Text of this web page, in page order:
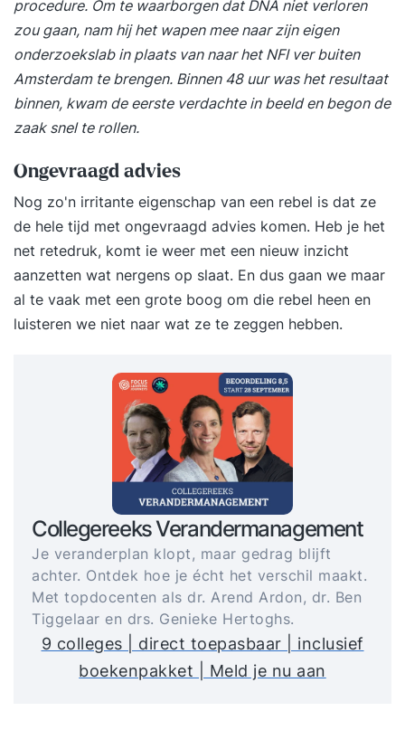
procedure. Om te waarborgen dat DNA niet verloren
zou gaan, nam hij het wapen mee naar zijn eigen
onderzoekslab in plaats van naar het NFI ver buiten
Amsterdam te brengen. Binnen 48 uur was het resultaat
binnen, kwam de eerste verdachte in beeld en begon de
zaak snel te rollen.
Ongevraagd advies
Nog zo'n irritante eigenschap van een rebel is dat ze
de hele tijd met ongevraagd advies komen. Heb je het
net retedruk, komt ie weer met een nieuw inzicht
aanzetten wat nergens op slaat. En dus gaan we maar
al te vaak met een grote boog om die rebel heen en
luisteren we niet naar wat ze te zeggen hebben.
Collegereeks Verandermanagement
Je veranderplan klopt, maar gedrag blijft
achter. Ontdek hoe je écht het verschil maakt.
Met topdocenten als dr. Arend Ardon, dr. Ben
Tiggelaar en drs. Genieke Hertoghs.
9 colleges | direct toepasbaar | inclusief
boekenpakket | Meld je nu aan